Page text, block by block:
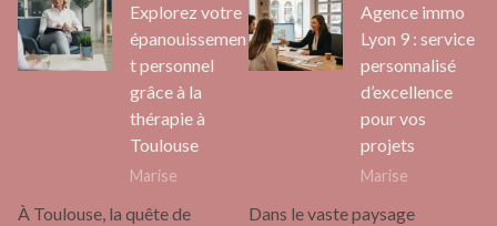
Explorez votre
épanouissemen
t personnel
grâce à la
thérapie à
Toulouse
Marise
À Toulouse, la quête de
Agence immo
Lyon 9 : service
personnalisé
d’excellence
pour vos
projets
Marise
Dans le vaste paysage